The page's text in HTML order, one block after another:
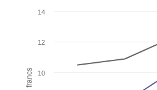
10
12
14